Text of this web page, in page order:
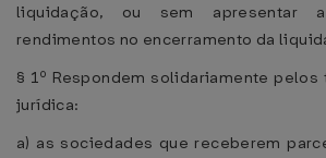
liquidação, ou sem apresentar
rendimentos no encerramento da
§ 1º Respondem solidariamente
jurídica:
a) as sociedades que receberem